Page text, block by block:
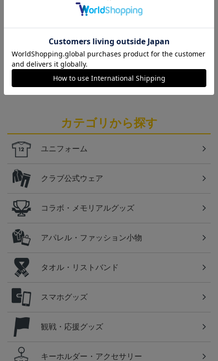
仙台
ベガルタ仙台のスクール生向けのグッズを取り扱い
カテゴリから探す
ユニフォーム
クラブ公式ウェア
コラボ・メモリアルグッズ
アパレル・ファッション小物
タオル・リストバンド
スマホグッズ
観戦・応援グッズ
キーホルダー・アクセサリー